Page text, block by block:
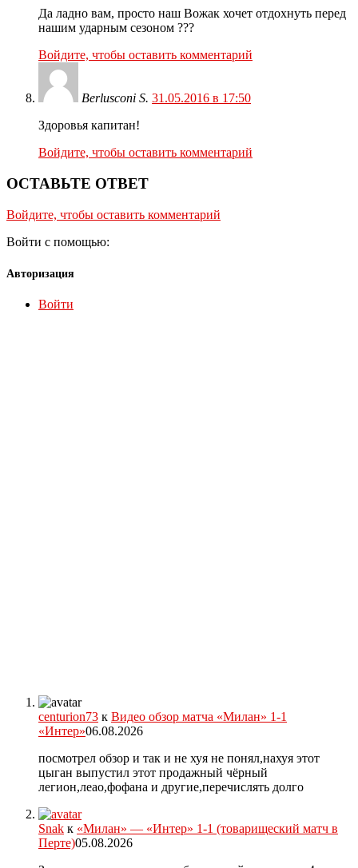
Да ладно вам, просто наш Вожак хочет отдохнуть перед
нашим ударным сезоном ???
Войдите, чтобы оставить комментарий
Berlusconi S. 31.05.2016 в 17:50
Здоровья капитан!
Войдите, чтобы оставить комментарий
ОСТАВЬТЕ ОТВЕТ
Войдите, чтобы оставить комментарий
Войти с помощью:
Авторизация
Войти
centurion73 к Видео обзор матча «Милан» 1-1
«Интер»06.08.2026
посмотрел обзор и так и не хуя не понял,нахуя этот
цыган выпустил этот продажный чёрный
легион,леао,фофана и другие,перечислять долго
Snak к «Милан» — «Интер» 1-1 (товарищеский матч в
Перте)05.08.2026